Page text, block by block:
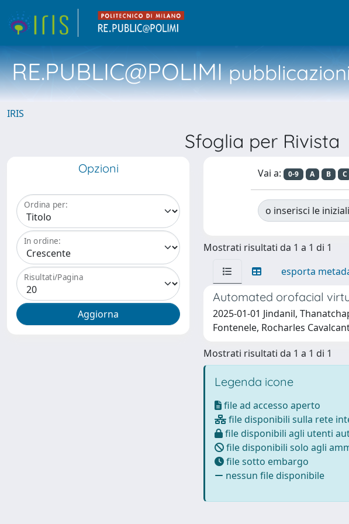
RE.PUBLIC@POLIMI
IRIS
Sfoglia per Rivista
Opzioni
Ordina per:
In ordine:
Risultati/Pagina
Vai a: 0-9 A B C
o inserisci le
Mostrati risultati da 1 a 1 di 1
esporta
Automated orofacial
2025-01-01 Jindanil,
Fontenele, Rocharles
Mostrati risultati da 1 a 1 di 1
Legenda icone
file ad accesso aperto
file disponibili sulla rete
file disponibili agli utenti
file disponibili solo agli
file sotto embargo
nessun file disponibile